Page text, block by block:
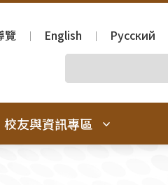
覽 English Русский
校友與資訊專區